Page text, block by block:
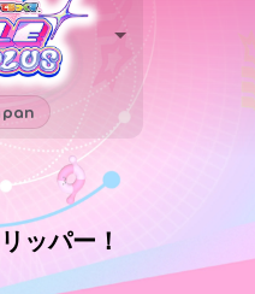
ッパー！